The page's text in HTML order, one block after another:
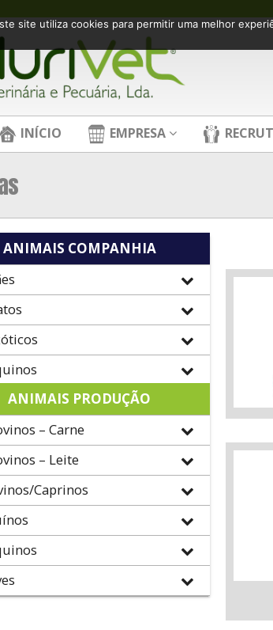
INÍCIO EMPRESA
ANIMAIS COMPANHIA
ANIMAIS PRODUÇÃO
– Carne
– Leite
Caprinos
site utiliza cookies para permitir uma melhor